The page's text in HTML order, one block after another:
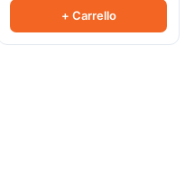
+ Carrello